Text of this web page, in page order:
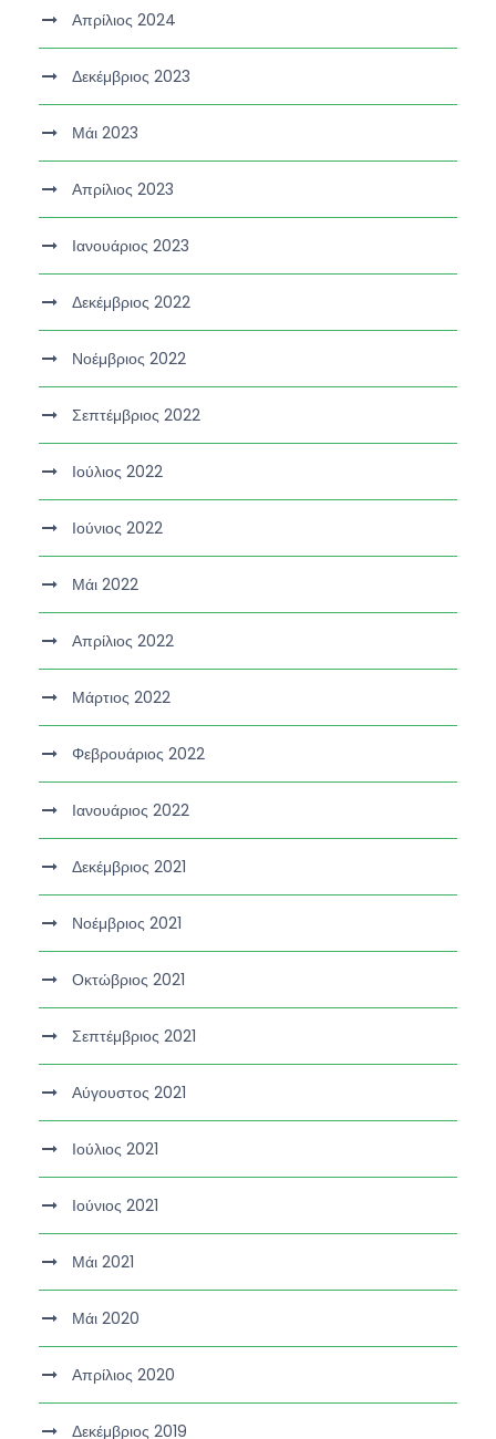
Απρίλιος 2024
Δεκέμβριος 2023
Μάι 2023
Απρίλιος 2023
Ιανουάριος 2023
Δεκέμβριος 2022
Νοέμβριος 2022
Σεπτέμβριος 2022
Ιούλιος 2022
Ιούνιος 2022
Μάι 2022
Απρίλιος 2022
Μάρτιος 2022
Φεβρουάριος 2022
Ιανουάριος 2022
Δεκέμβριος 2021
Νοέμβριος 2021
Οκτώβριος 2021
Σεπτέμβριος 2021
Αύγουστος 2021
Ιούλιος 2021
Ιούνιος 2021
Μάι 2021
Μάι 2020
Απρίλιος 2020
Δεκέμβριος 2019